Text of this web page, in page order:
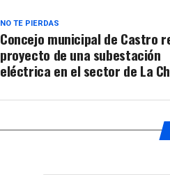
NO TE PIERDAS
Concejo municipal de Castro
proyecto de una subestación
eléctrica en el sector de La